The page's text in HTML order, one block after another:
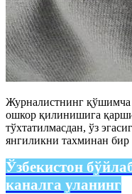
Журналистнинг қўшимча
ошкор қилинишига
тўхтатилмасдан, ўз
янгиликни тахминан
Ўзбекистон
каналга уланинг